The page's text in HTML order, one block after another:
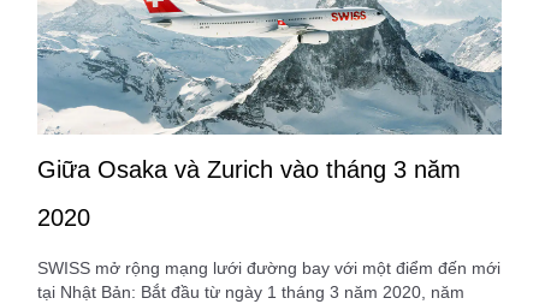
Giữa Osaka và Zurich vào tháng 3 năm
2020
SWISS mở rộng mạng lưới đường bay với một điểm đến mới
tại Nhật Bản: Bắt đầu từ ngày 1 tháng 3 năm 2020, năm